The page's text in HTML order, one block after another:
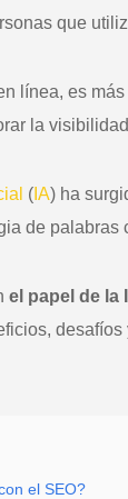
que
línea, es
la
( IA) ha
de palabras
el papel de la
el SEO?